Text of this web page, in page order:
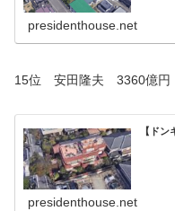
presidenthouse.net
15位 安田隆夫 3360億円
【ド
presidenthouse.net